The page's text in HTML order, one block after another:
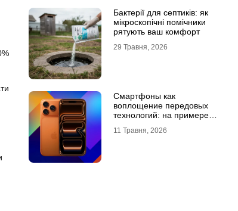
Бактерії для септиків: як
мікроскопічні помічники
рятують ваш комфорт
29 Травня, 2026
Смартфоны как
воплощение передовых
технологий: на примере
11 Травня, 2026